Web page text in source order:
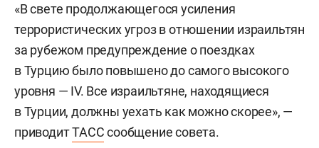
«В свете продолжающегося усиления
террористических угроз в отношении израильтян
за рубежом предупреждение о поездках
в Турцию было повышено до самого высокого
уровня — IV. Все израильтяне, находящиеся
в Турции, должны уехать как можно скорее», —
приводитТАССсообщение cовета.